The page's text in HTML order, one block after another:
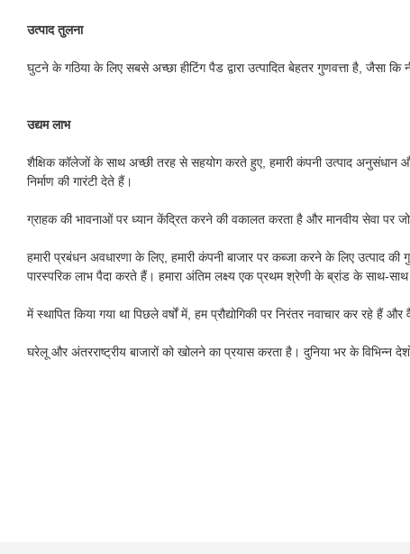
उत्पाद तुलना
घुटने के गठिया के लिए सबसे अच्छा हीटिंग पैड द्वारा उत्पादित बेहतर गुणवत्ता है, जैसा कि
उद्यम लाभ
शैक्षिक कॉलेजों के साथ अच्छी तरह से सहयोग करते हुए, हमारी कंपनी उत्पाद अनुसंधान
निर्माण की गारंटी देते हैं।
ग्राहक की भावनाओं पर ध्यान केंद्रित करने की वकालत करता है और मानवीय सेवा पर
हमारी प्रबंधन अवधारणा के लिए, हमारी कंपनी बाजार पर कब्जा करने के लिए उत्पाद
पारस्परिक लाभ पैदा करते हैं। हमारा अंतिम लक्ष्य एक प्रथम श्रेणी के ब्रांड के साथ-साथ
में स्थापित किया गया था पिछले वर्षों में, हम प्रौद्योगिकी पर निरंतर नवाचार कर रहे हैं
घरेलू और अंतरराष्ट्रीय बाजारों को खोलने का प्रयास करता है। दुनिया भर के विभिन्न